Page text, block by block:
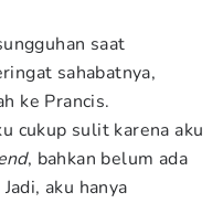
saat
sahabatnya,
ke Prancis.
cukup sulit karena aku
, bahkan belum ada
aku hanya